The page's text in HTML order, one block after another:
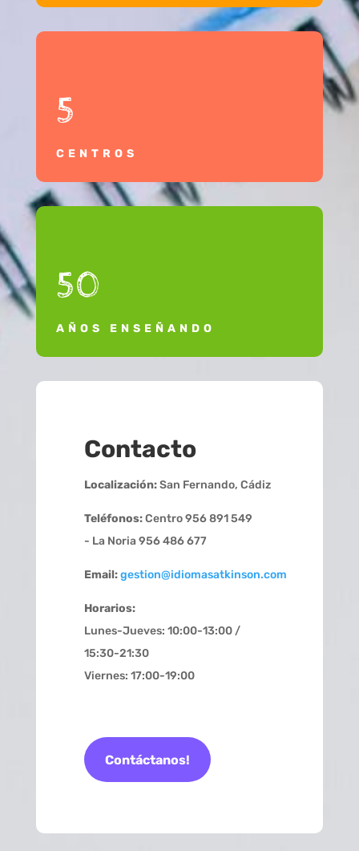
5
CENTROS
50
AÑOS ENSEÑANDO
Contacto
Localización:San Fernando, Cádiz
Teléfonos:Centro 956 891 549
- La Noria 956 486 677
Email:gestion@idiomasatkinson.com
Horarios:
Lunes-Jueves: 10:00-13:00 /
15:30-21:30
Viernes: 17:00-19:00
Contáctanos!